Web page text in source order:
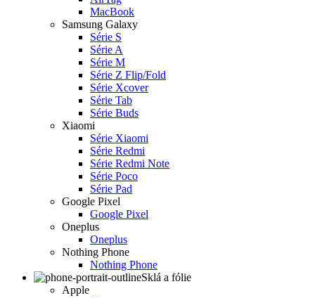
MacBook
Samsung Galaxy
Série S
Série A
Série M
Série Z Flip/Fold
Série Xcover
Série Tab
Série Buds
Xiaomi
Série Xiaomi
Série Redmi
Série Redmi Note
Série Poco
Série Pad
Google Pixel
Google Pixel
Oneplus
Oneplus
Nothing Phone
Nothing Phone
Sklá a fólie
Apple